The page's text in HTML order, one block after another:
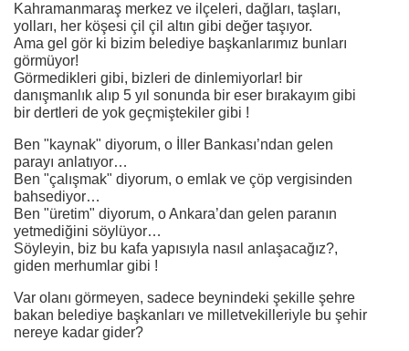
Kahramanmaraş merkez ve ilçeleri, dağları, taşları,
yolları, her köşesi çil çil altın gibi değer taşıyor.
Ama gel gör ki bizim belediye başkanlarımız bunları
görmüyor!
Görmedikleri gibi, bizleri de dinlemiyorlar! bir
danışmanlık alıp 5 yıl sonunda bir eser bırakayım gibi
bir dertleri de yok geçmiştekiler gibi !
Ben "kaynak" diyorum, o İller Bankası’ndan gelen
parayı anlatıyor…
Ben "çalışmak" diyorum, o emlak ve çöp vergisinden
bahsediyor…
Ben "üretim" diyorum, o Ankara’dan gelen paranın
yetmediğini söylüyor…
Söyleyin, biz bu kafa yapısıyla nasıl anlaşacağız?,
giden merhumlar gibi !
Var olanı görmeyen, sadece beynindeki şekille şehre
bakan belediye başkanları ve milletvekilleriyle bu şehir
nereye kadar gider?